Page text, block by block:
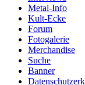
Metal-Info
Kult-Ecke
Forum
Fotogalerie
Merchandise
Suche
Banner